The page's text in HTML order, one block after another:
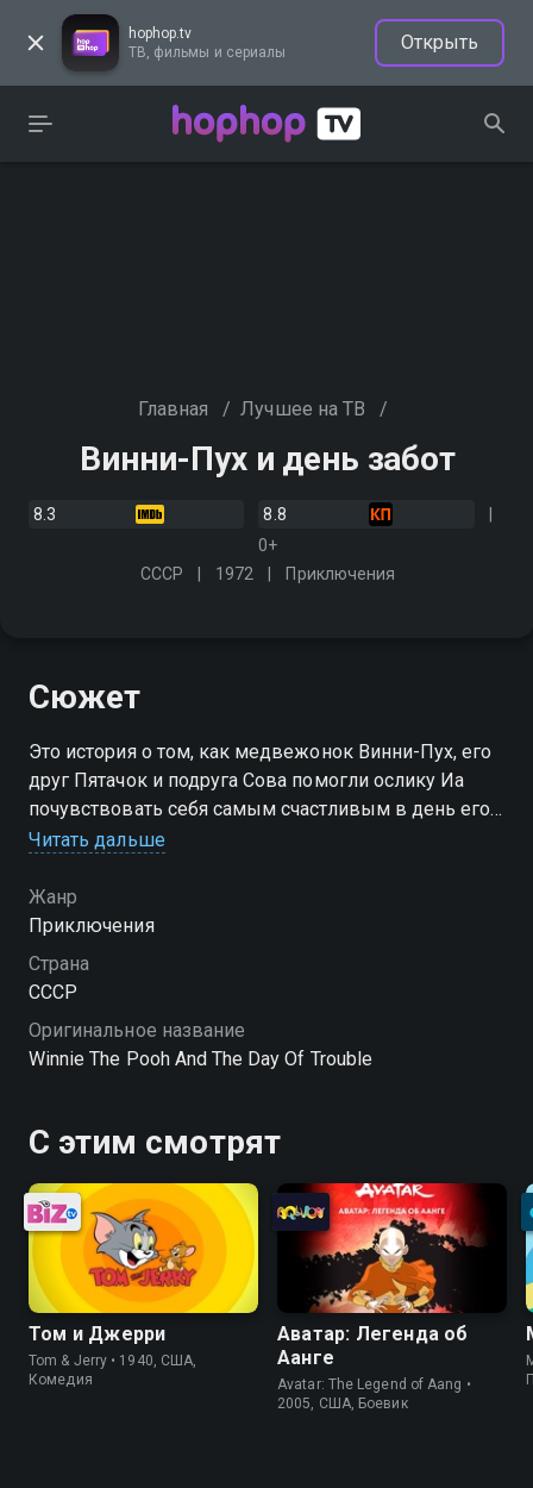
hophop.tv
ТВ, фильмы и сериалы
Открыть
Главная / Лучшее на ТВ /
Винни-Пух и день забот
8.3
8.8
0+
СССР
1972 Приключения
Сюжет
Это история о том, как медвежонок Винни-Пух, его
друг Пятачок и подруга Сова помогли ослику Иа
почувствовать себя самым счастливым в день его
рождения
Читать дальше
Жанр
Приключения
Страна
СССР
Оригинальное название
Winnie The Pooh And The Day Of Trouble
С этим смотрят
Том и Джерри
Tom & Jerry • 1940, США,
Комедия
Аватар: Легенда об
Аанге
Avatar: The Legend of Aang •
2005, США, Боевик